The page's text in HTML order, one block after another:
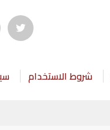
شروط الاستخدام